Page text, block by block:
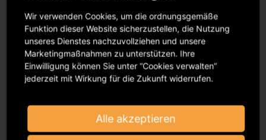
viel Potential in der Vereinheitlichung von Prozessen
und Schnittstellen und der Zentralisierung von
Datenquellen gesehen. Zu nennen sind in dieser
Hinsicht sicherlich Lösungen wie VRDB (Virtual
Recording Database), RDx (repertoire data exchange
An der Entwicklung all dieser Projekte ist die GVL
maßgeblich beteiligt.
Wir verwenden Cookies, um die ordnungsgemäße
Funktion dieser Website sicherzustellen, die Nutzung
unseres Dienstes nachzuvollziehen und unsere
Marketingmaßnahmen zu unterstützen. Ihre
Einwilligung können Sie unter “Cookies verwalten”
jederzeit mit Wirkung für die Zukunft widerrufen.
Alle akzeptieren